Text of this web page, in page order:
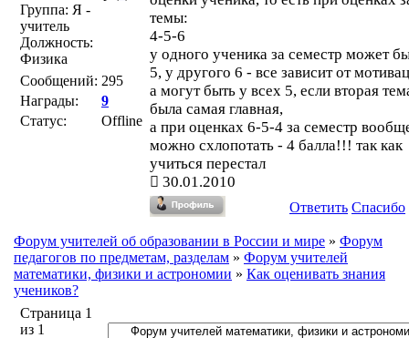
Группа: Я -
учитель
Должность:
Физика
Сообщений: 295
Награды:
9
Статус:
Offline
темы:
4-5-6
у одного ученика за семестр может
5, у другого 6 - все зависит от
а могут быть у всех 5, если вторая
была самая главная,
а при оценках 6-5-4 за семестр
можно схлопотать - 4 балла!!! так как
учиться перестал
30.01.2010
Ответить Спасибо
Форум учителей об образовании в России и мире » Форум
педагогов по предметам, разделам » Форум учителей
математики, физики и астрономии » Как оценивать знания
учеников?
Страница 1
из 1